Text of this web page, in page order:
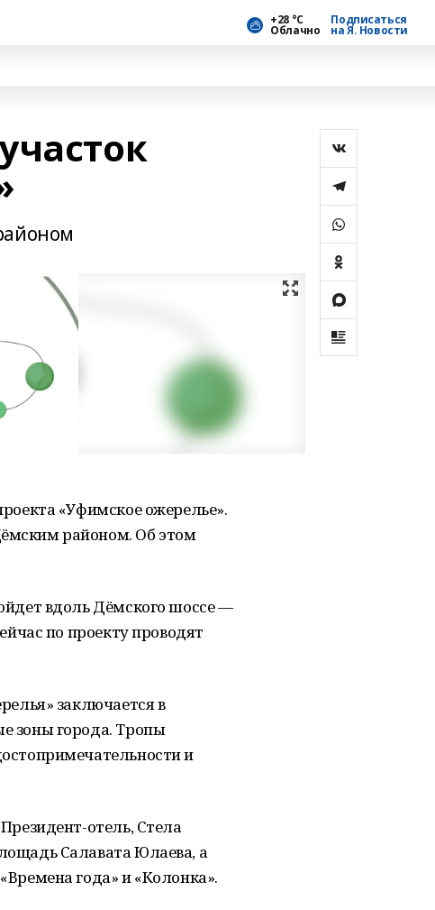
+28 °С
Облачно
Подписаться
на Я. Новости
«Уфимское ожерелье».
районом. Об этом
вдоль Дёмского шоссе —
по проекту проводят
заключается в
зоны города. Тропы
и
отель, Стела
Салавата Юлаева, а
года» и «Колонка».